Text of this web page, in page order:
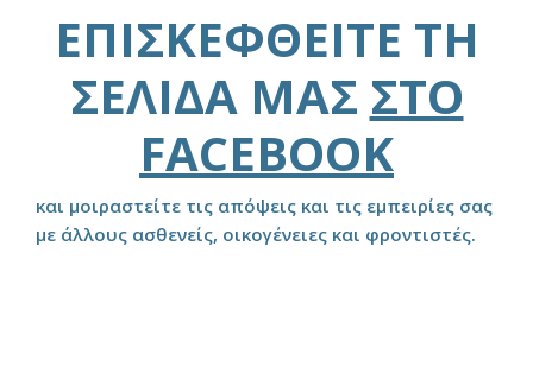
ΕΠΙΣΚΕΦΘΕΊΤΕ ΤΗ
ΣΕΛΊΔΑ ΜΑΣ ΣΤΟ
FACEBOOK
και μοιραστείτε τις απόψεις και τις εμπειρίες σας
με άλλους ασθενείς, οικογένειες και φροντιστές.